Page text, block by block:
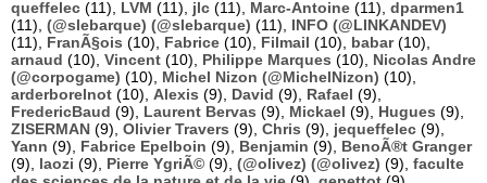
queffelec (11), LVM (11), jlc (11), Marc-Antoine (11), dparmen1
(11), (@slebarque) (@slebarque) (11), INFO (@LINKANDEV)
(11), FranÃ§ois (10), Fabrice (10), Filmail (10), babar(10),
arnaud (10), Vincent (10), Philippe Marques (10), Nicolas Andre
(@corpogame) (10), Michel Nizon (@MichelNizon) (10),
arderborelnot (10), Alexis (9), David (9), Rafael (9),
FredericBaud (9), Laurent Bervas (9), Mickael (9), Hugues (9),
ZISERMAN (9), Olivier Travers (9), Chris (9), jequeffelec (9),
Yann (9), Fabrice Epelboin (9), Benjamin (9), BenoÃ®t Granger
(9), laozi (9), Pierre YgriÃ© (9), (@olivez) (@olivez) (9), faculte